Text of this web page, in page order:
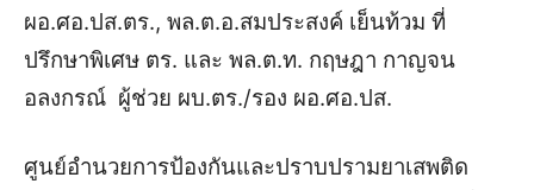
ผอ.ศอ.ปส.ตร., พล.ต.อ.สมประสงค์ เย็นท้วม ที่
ปรึกษาพิเศษ ตร. และ พล.ต.ท. กฤษฎา กาญจน
อลงกรณ์ ผู้ช่วย ผบ.ตร./รอง ผอ.ศอ.ปส.
ศูนย์อำนวยการป้องกันและปราบปรามยาเสพติด